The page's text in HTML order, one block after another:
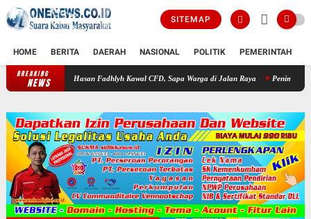
SITEMAP
HOME BERITA DAERAH NASIONAL POLITIK PEMERINTAH
BREAKING
NEWS
Hasan Fadhlyh Kawal CFD, Sapa Warga di Jalan Raya Penimbunan Lahan Diduga